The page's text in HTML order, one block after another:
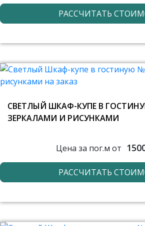
РАССЧИТАТЬ
СВЕТЛЫЙ ШКАФ-КУПЕ В
ЗЕРКАЛАМИ И РИСУНКАМИ
Цена за пог.м от
РАССЧИТАТЬ